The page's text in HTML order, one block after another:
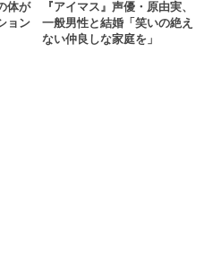
体が
ョン
『アイマス』声優・原由実、
一般男性と結婚「笑いの絶え
ない仲良しな家庭を」